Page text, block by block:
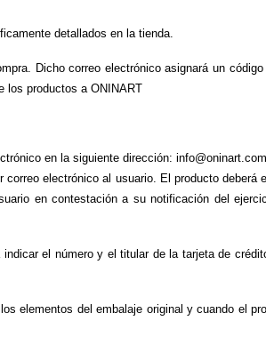
detallados en la tienda.
Dicho correo electrónico asignará un
los productos a ONINART
en la siguiente dirección:
electrónico al usuario. El producto deberá
en contestación a su notificación del
el número y el titular de la tarjeta de
elementos del embalaje original y cuando el